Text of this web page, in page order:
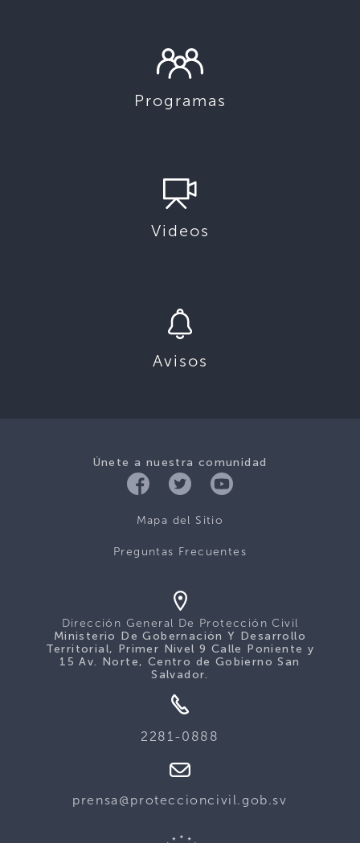
Programas
Videos
Avisos
Únete a nuestra comunidad
Mapa del Sitio
Preguntas Frecuentes
Dirección General De Protección Civil
Ministerio De Gobernación Y Desarrollo
Territorial, Primer Nivel 9 Calle Poniente y
15 Av. Norte, Centro de Gobierno San
Salvador.
2281-0888
prensa@proteccioncivil.gob.sv